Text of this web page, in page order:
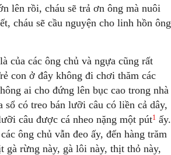
lên rồi, cháu sẽ trả ơn ông mà nuôi
cháu sẽ cầu nguyện cho linh hồn ông
của các ông chủ và ngựa cũng rất
con ở đây không đi chơi thăm các
ai cho đứng lên bục cao trong nhà
sổ có treo bán lưỡi câu có liền cả dây,
câu được cá nheo nặng một pút1 ấy.
ông chủ vẫn đeo ấy, đến hàng trăm
rừng này, gà lôi này, thịt thỏ này,